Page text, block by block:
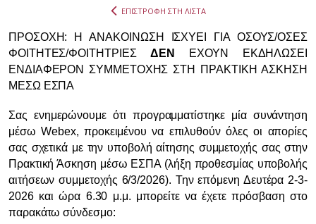
ΕΠΙΣΤΡΟΦΗ ΣΤΗ ΛΙΣΤΑ
ΠΡΟΣΟΧΗ: Η ΑΝΑΚΟΙΝΩΣΗ ΙΣΧΥΕΙ ΓΙΑ ΟΣΟΥΣ/ΟΣΕΣ
ΦΟΙΤΗΤΕΣ/ΦΟΙΤΗΤΡΙΕΣΔΕΝ
ΕΧΟΥΝ ΕΚΔΗΛΩΣΕΙ
ΕΝΔΙΑΦΕΡΟΝ ΣΥΜΜΕΤΟΧΗΣ ΣΤΗ ΠΡΑΚΤΙΚΗ ΑΣΚΗΣΗ
ΜΕΣΩ ΕΣΠΑ
Σας ενημερώνουμε ότι προγραμματίστηκε μία συνάντηση
μέσωWebex, προκειμένου να επιλυθούν όλες οι απορίες
σας σχετικά με την υποβολή αίτησης συμμετοχής σας στην
Πρακτική Άσκηση μέσω ΕΣΠΑ (λήξη προθεσμίας υποβολής
αιτήσεων συμμετοχής 6/3/2026). Την επόμενη Δευτέρα 2-3-
2026 και ώρα 6.30 μ.μ. μπορείτε να έχετε πρόσβαση στο
παρακάτω σύνδεσμο: